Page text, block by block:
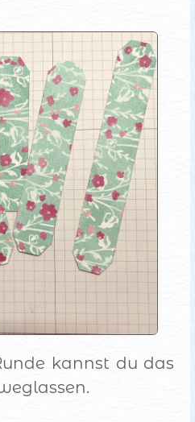
kannst du das